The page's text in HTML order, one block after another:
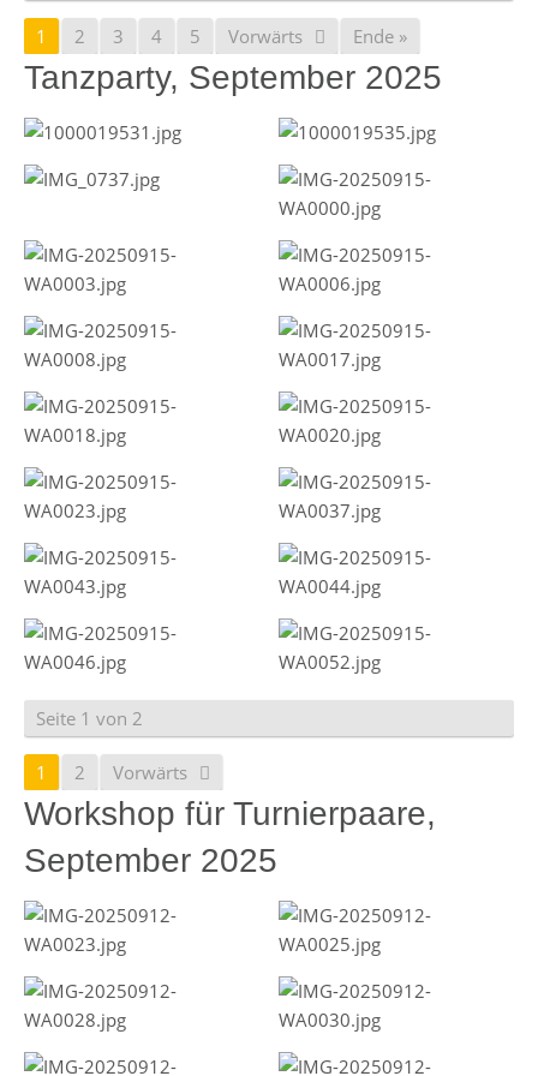
1 2 3 4 5 Vorwärts Ende »
Tanzparty, September 2025
Seite 1 von 2
1 2 Vorwärts
Workshop für Turnierpaare,
September 2025